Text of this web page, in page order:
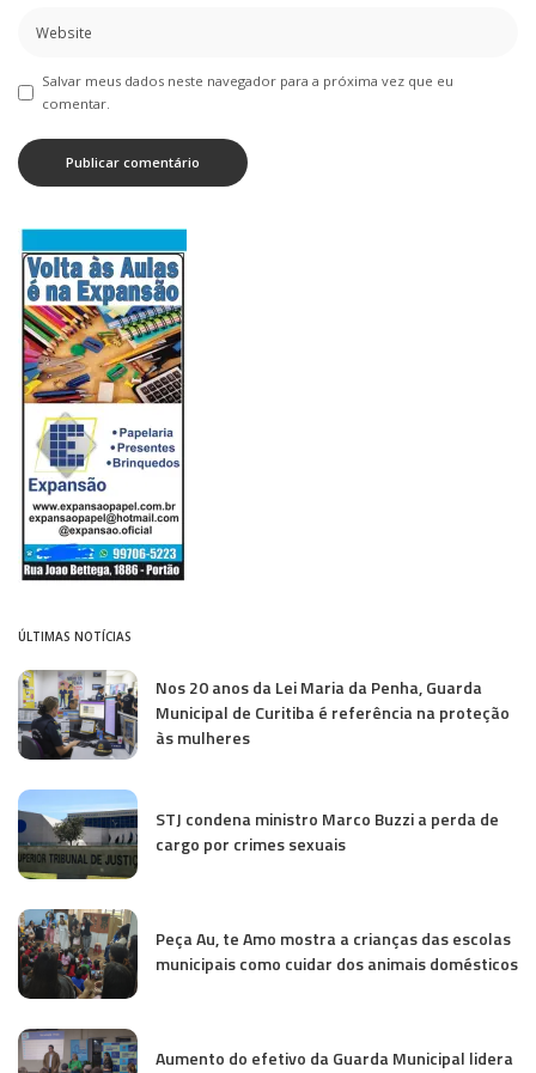
Salvar meus dados neste navegador para a próxima vez que eu
comentar.
ÚLTIMAS NOTÍCIAS
Nos 20 anos da Lei Maria da Penha, Guarda
Municipal de Curitiba é referência na proteção
às mulheres
STJ condena ministro Marco Buzzi a perda de
cargo por crimes sexuais
Peça Au, te Amo mostra a crianças das escolas
municipais como cuidar dos animais domésticos
Aumento do efetivo da Guarda Municipal lidera